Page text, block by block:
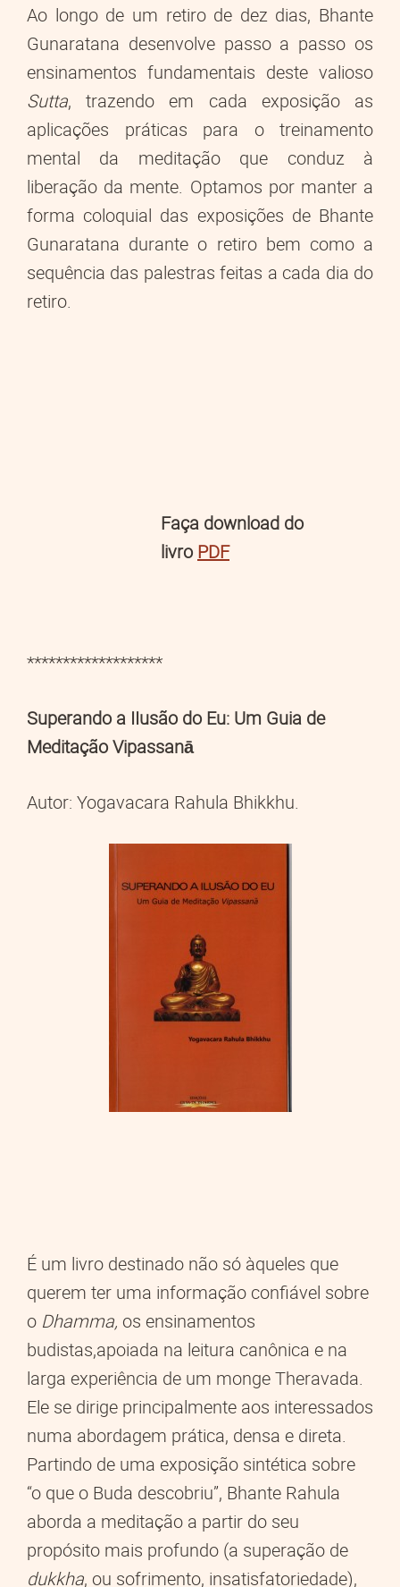
Ao longo de um retiro de dez dias, Bhante
Gunaratana desenvolve passo a passo os
ensinamentos fundamentais deste valioso
Sutta, trazendo em cada exposição as
aplicações práticas para o treinamento
mental da meditação que conduz à
liberação da mente. Optamos por manter a
forma coloquial das exposições de Bhante
Gunaratana durante o retiro bem como a
sequência das palestras feitas a cada dia do
retiro.
Faça download do
livro PDF
*******************
Superando a IIusão do Eu: Um Guia de
Meditação Vipassanā
Autor: Yogavacara Rahula Bhikkhu.
É um livro destinado não só àqueles que
querem ter uma informação confiável sobre
o Dhamma, os ensinamentos
budistas,apoiada na leitura canônica e na
larga experiência de um monge Theravada.
Ele se dirige principalmente aos interessados
numa abordagem prática, densa e direta.
Partindo de uma exposição sintética sobre
“o que o Buda descobriu”, Bhante Rahula
aborda a meditação a partir do seu
propósito mais profundo (a superação de
dukkha, ou sofrimento, insatisfatoriedade),